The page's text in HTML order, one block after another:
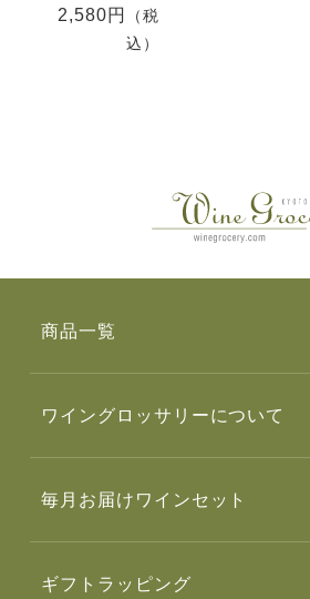
2,580円
（税
込）
商品一覧
ワイングロッサリーについて
毎月お届けワインセット
ギフトラッピング